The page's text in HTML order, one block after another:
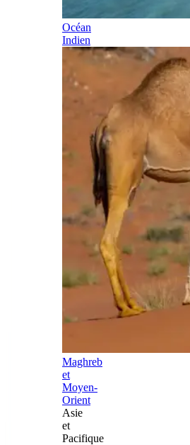
Océan
Indien
Maghreb
et
Moyen-
Orient
Asie
et
Pacifique